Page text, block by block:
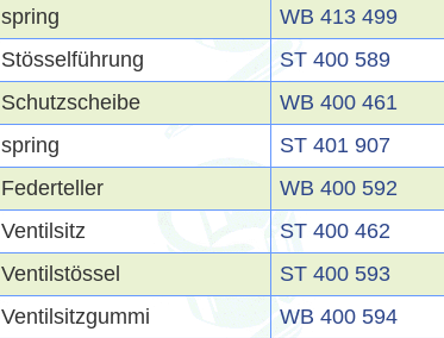
spring
WB 413 499
Stösselführung
ST 400 589
Schutzscheibe
WB 400 461
spring
ST 401 907
Federteller
WB 400 592
Ventilsitz
ST 400 462
Ventilstössel
ST 400 593
Ventilsitzgummi
WB 400 594